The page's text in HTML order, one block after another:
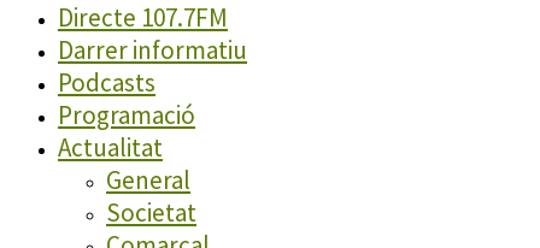
Directe 107.7FM
Darrer informatiu
Podcasts
Programació
Actualitat
General
Societat